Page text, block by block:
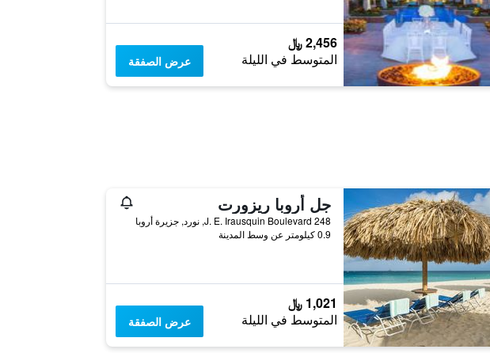
2,456 ﷼
المتوسط في الليلة عرض الصفقة
ٕجل أروبا ريزورت
J. E. Irausquin Boulevard 248, نورد, جزيرة أروبا
0.9 كيلومتر عن وسط المدينة
1,021 ﷼
المتوسط في الليلة عرض الصفقة